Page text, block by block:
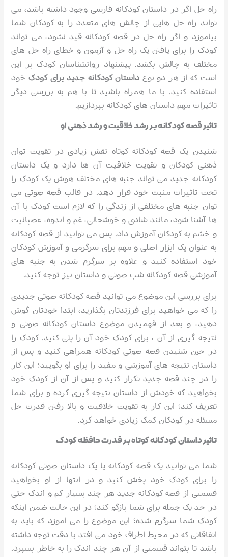
راه حل اگر در داستان کودکانه فارسی وجود داشته باشد، می
تواند راه حل هایی از چالش های متعدد را به کودکان شما
بیاموزد و اگر راه حل در قصه کودکانه قید نشود، می تواند
کودک را برای یافتن یک راه حل و آزمون و خطای راه حل های
مختلف به چالش بکشد. پیشنهاد روانشناسان کودک بر این
است که از هر دو نوع داستان کودکانه جدید برای کودکخود
استفاده کنید. با ما همراه باشید تا با هم به بررسی دیگر
تاثیرات مهم داستان های کودکانه بپردازیم.
تاثیر قصه کودکانه بر رشد خلاقیت و رشد ذهنی او
شنیدن یک قصه کودکانه کوتاه نقش زیادی در تقویت توان
ذهنی کودکان و تقویت خلاقیت آن ها دارد و یک داستان
کودکانه جدید می تواند جنبه های مختلف هوش یک کودک را
تحت تاثیرات مثبت خود قرار دهد. در قالب قصه صوتی می
توان جنبه های مختلفی از زندگی را که لازم است کودک با آن
ها آشنا شود، مانند شادی و خوشحالی، غم و اندوه، عصبانیت
و خشم به کودکان آموزش داد. پس می توانید از قصه کودکانه
به عنوان یک ابزار اصلی و مهم برای سرگرمی و آموزش کودکان
خود استفاده کنید و علاوه بر سرگرم شدن به جنبه های
آموزشی قصه کودکانه شب صوتی و داستان نیز توجه کنید.
برای بررسی این موضوع می توانید قصه کودکانه صوتی جدیدی
را که می خواهید برای فرزندتان بگذارید، ابتدا خودتان گوش
دهید، و بعد از فهمیدن موضوع داستان کودکانه صوتی و
نتیجه گیری از آن ، برای کودک خود آن را پلی کنید. کودک را
در حین شنیدن قصه صوتی کودکانه همراهی کنید و پس از
داستان نتیجه های آموزشی و مفید را برای او بگویید؛ این کار
را در چند قصه جدید تکرار کنید و پس از آن از کودک خود
بخواهید که خودش از داستان نتیجه گیری کرده و برای شما
تعریف کند؛ این کار به تقویت خلاقیت و بالا رفتن قدرت حل
مسئله در کودکان کمک زیادی خواهد کرد.
تاثیر داستان کودکانه کوتاه بر قدرت حافظه کودک
شما می توانید یک قصه کودکانه یا یک داستان صوتی کودکانه
را برای کودک خود پخش کنید و در انتها از او بخواهید
قسمتی از قصه کودکانه جدید هر چند بسیار کم و اندک حتی
در حد یک جمله برای شما بازگو کند؛ در این حالت ضمن اینکه
کودک شما سرگرم شده؛ این موضوع را می اموزد که باید به
اتفاقاتی که در محیط اطراف خود می افتد با دقت توجه داشته
باشد تا بتواند قسمتی از آن هر چند اندک را به خاطر بسپرد.